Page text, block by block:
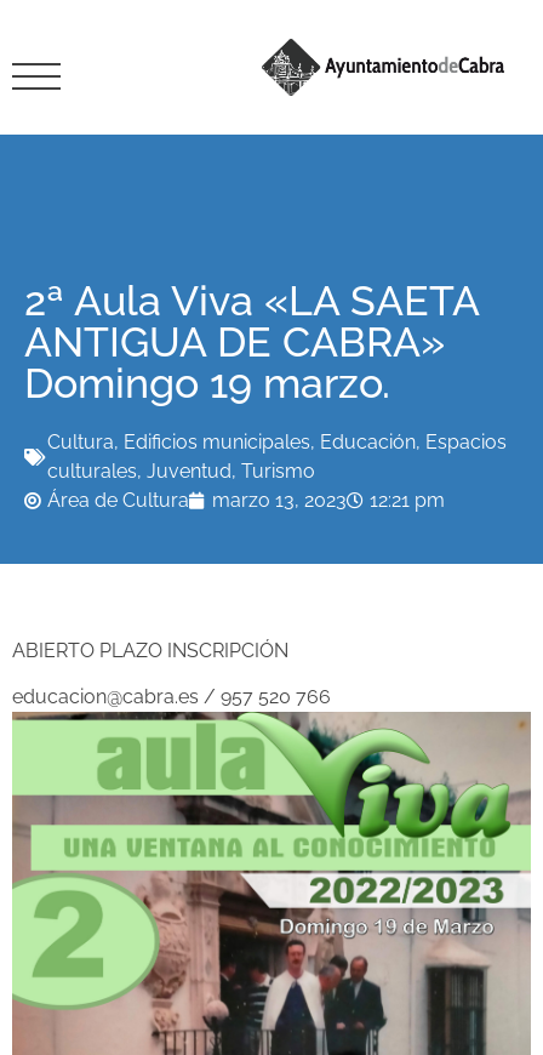
2ª Aula Viva «LA SAETA
ANTIGUA DE CABRA»
Domingo 19 marzo.
Cultura, Edificios municipales, Educación, Espacios
culturales, Juventud, Turismo
Área de Cultura
marzo 13, 2023 12:21 pm
ABIERTO PLAZO INSCRIPCIÓN
educacion@cabra.es / 957 520 766